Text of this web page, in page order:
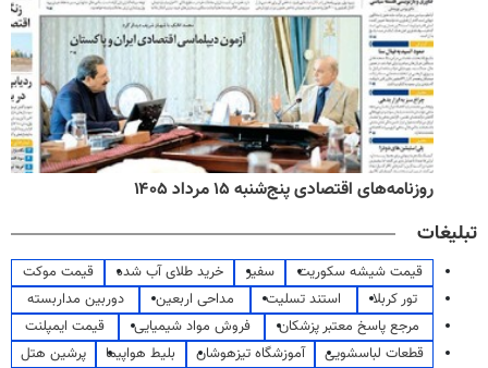
روزنامه‌های اقتصادی پنج‌شنبه ۱۵ مرداد ۱۴۰۵
تبلیغات
قیمت شیشه سکوریت سفیر خرید طلای آب شده
قیمت موکت
تور کربلا
استند تسلیت مداحی اربعین
دوربین مداربسته
مرجع پاسخ معتبر پزشکان
فروش مواد شیمیایی
قیمت ایمپلنت
قطعات لباسشویی
آموزشگاه تیزهوشان بلیط هواپیما
پرشین هتل